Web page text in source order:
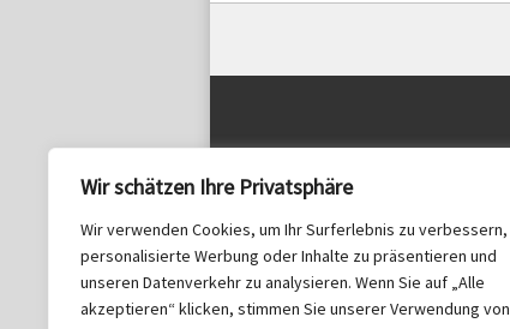
Wir schätzen Ihre Privatsphäre
Wir verwenden Cookies, um Ihr Surferlebnis zu verbessern,
personalisierte Werbung oder Inhalte zu präsentieren und
unseren Datenverkehr zu analysieren. Wenn Sie auf „Alle
akzeptieren“ klicken, stimmen Sie unserer Verwendung von